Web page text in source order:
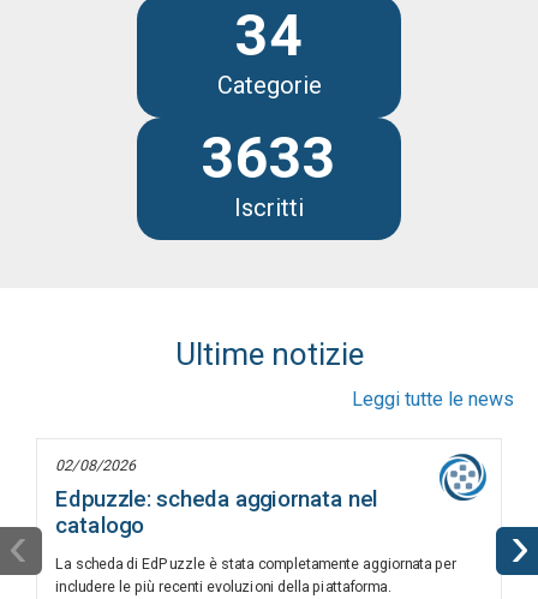
34
Categorie
3633
Iscritti
Ultime notizie
Leggi tutte le news
02/08/2026
Edpuzzle: scheda aggiornata nel
catalogo
La scheda di EdPuzzle è stata completamente aggiornata per
includere le più recenti evoluzioni della piattaforma.
‹ ›